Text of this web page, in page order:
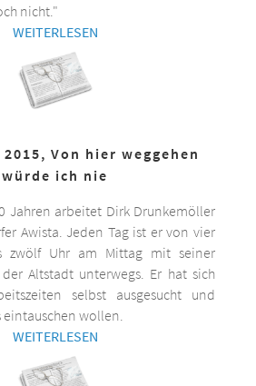
nicht."
WEITERLESEN
Von hier weggehen
würde ich nie
Jahren arbeitet Dirk Drunkemöller
Awista. Jeden Tag ist er von vier
zwölf Uhr am Mittag mit seiner
Altstadt unterwegs. Er hat sich
selbst ausgesucht und
wollen.
WEITERLESEN